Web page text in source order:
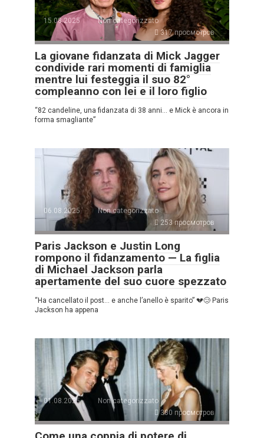
15.08.2025
Non categorizzato
317 просмотров
La giovane fidanzata di Mick Jagger
condivide rari momenti di famiglia
mentre lui festeggia il suo 82°
compleanno con lei e il loro figlio
“82 candeline, una fidanzata di 38 anni… e Mick è ancora in
forma smagliante”
06.08.2025
Non categorizzato
253 просмотров
Paris Jackson e Justin Long
rompono il fidanzamento — La figlia
di Michael Jackson parla
apertamente del suo cuore spezzato
“Ha cancellato il post… e anche l’anello è sparito” 💔😢 Paris
Jackson ha appena
01.08.2025
Non categorizzato
380 просмотров